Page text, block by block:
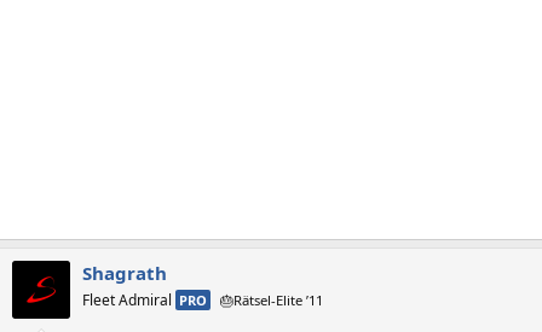
Shagrath
Fleet Admiral PRO 🎂Rätsel-Elite ’11